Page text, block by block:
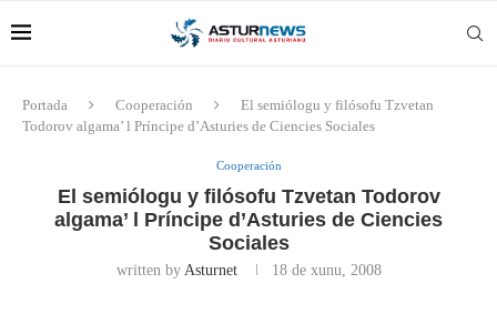
Portada Cooperación
El semiólogu y filósofu Tzvetan
Todorov algama’ l Príncipe d’Asturies de Ciencies Sociales
Cooperación
El semiólogu y filósofu Tzvetan Todorov
algama’ l Príncipe d’Asturies de Ciencies
Sociales
written by Asturnet 18 de xunu, 2008